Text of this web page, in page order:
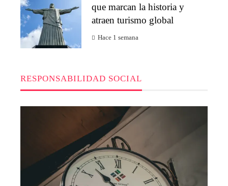
que marcan la historia y
atraen turismo global
Hace 1 semana
RESPONSABILIDAD SOCIAL